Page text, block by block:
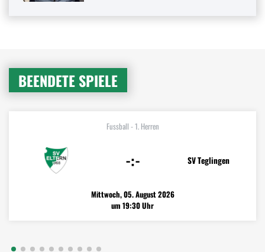
BEENDETE SPIELE
Fussball - 1. Herren
-:- SV Teglingen
Mittwoch, 05. August 2026
um 19:30 Uhr